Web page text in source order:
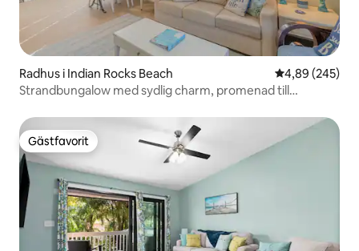
Radhus i Indian Rocks Beach 4,89 av 5 i
4,89 (245)
Strandbungalow med sydlig charm, promenad till
Gästfavorit
Gästfavorit